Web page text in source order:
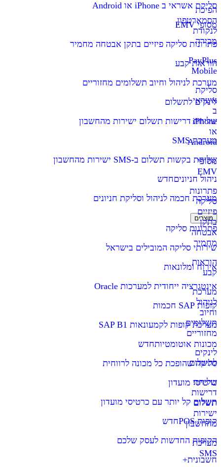
הפיכת
הסמארטפון
לנקודת
מכירה
PayPlus
Mobile
סליקת
אשראי
ב
iPhone
או
Android
מסופי
EMV
פתרונות
סליקה
פיזיים
בתקן
אבטחה
מחמיר
הוראות
קבע
מערכת
לניהול
וחיוב
תשלומים
מחזוריים
לינקים
לתשלום
שליחת
דרישות
תשלום
ישירות
מהחשבון
מערכת
SMS
סליקת אשראי ב iPhone או Android
מסופי EMV
פתרונות סליקה פיזיים בתקן אבטחה מחמיר
הוראות קבע
מערכת לניהול וחיוב תשלומים מחזוריים
לינקים לתשלום
שליחת דרישות תשלום ישירות מהחשבון
מערכת SMS
שליחת בקשות תשלום ב-SMS ישירות מהחשבון
ניהול חניוניםחדש
מערכת חכמה לניהול וסליקת חניונים
מוצרים
פתרונות סליקה
שירותי סליקה המובילים בישראל
אירוח ומלונאות
אינטגרציה ייחודית למערכות Oracle
קופות SAP חכמות
מערכת קופות לקמעונאות SAP B1
מכונות אוטומטיותחדש
סליקה שהופכת כל מכונה לרווחית
כרטיסי מועדון
תשלום קל יותר עם כרטיסי מועדון
קופות POS
חדש
הקופות החדשות לעסק שלכם
חשבונית+